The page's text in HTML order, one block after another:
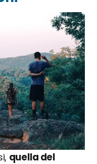
quella del